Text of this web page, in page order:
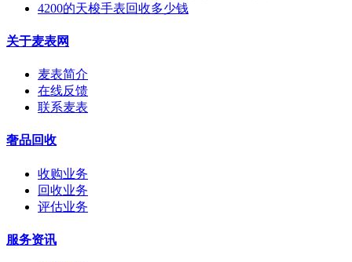
4200的天梭手表回收多少钱
关于麦表网
麦表简介
在线反馈
联系麦表
奢品回收
收购业务
回收业务
评估业务
服务资讯